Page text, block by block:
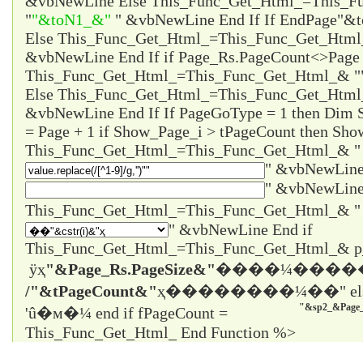
""&toN1_&" " &vbNewLine End If If EndPage
Else
&vbNewLine End If if Page_Rs.PageCount<>Page
This_Func_Get_Html_=This_Func_Get_Html_& "
Else
&vbNewLine End If If PageGoType = 1 then Dim
= Page + 1 if Show_Page_i > tPageCount then
This_Func_Get_Html_=This_Func_Get_Html_& "
"
"
" &vbNewLine End if
This_Func_Get_Html_=This_Func_Get_Html_&
ÿҳ"&Page_Rs.PageSize&"
/"&tPageCount&"ҳ��������¼��"
'û�м�¼ end if fPageCount =
This_Func_Get_Html_ End Function %>